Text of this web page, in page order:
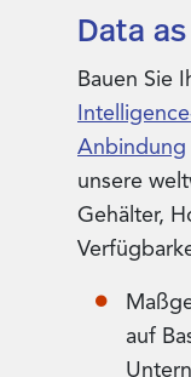
Data
Bauen Sie
Anbindung
unsere
Gehälter,
auf